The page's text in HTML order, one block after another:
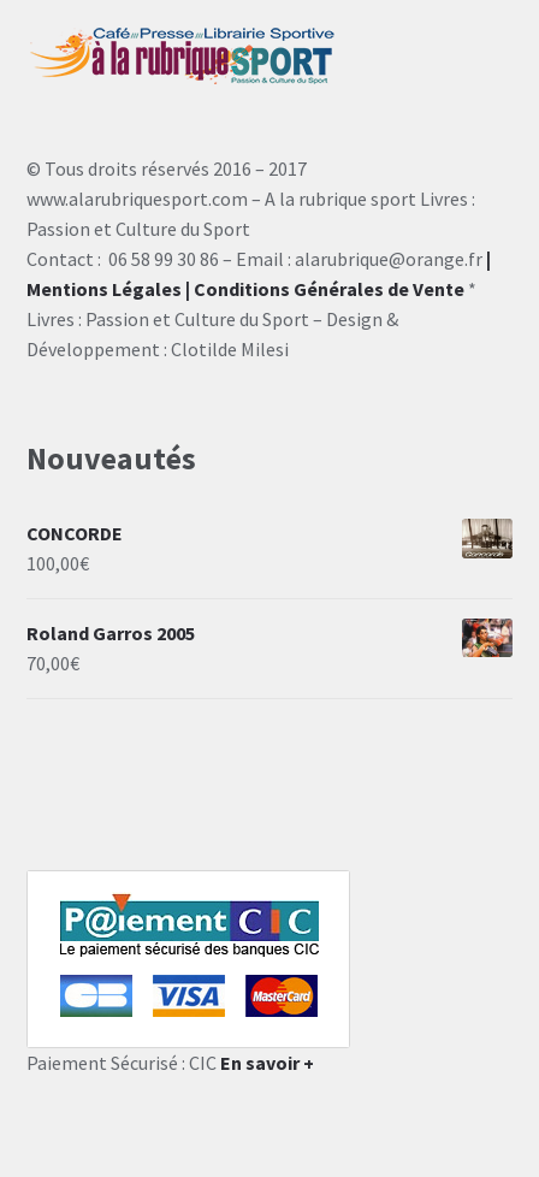
© Tous droits réservés 2016 – 2017
www.alarubriquesport.com – A la rubrique sport Livres :
Passion et Culture du Sport
Contact : 06 58 99 30 86 – Email : alarubrique@orange.fr |
Mentions Légales | Conditions Générales de Vente *
Livres : Passion et Culture du Sport – Design &
Développement : Clotilde Milesi
Nouveautés
CONCORDE
100,00€
Roland Garros 2005
70,00€
Paiement Sécurisé : CIC En savoir +